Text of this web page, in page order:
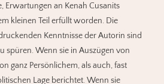
Erwartungen an Kenah Cusanits
kleinen Teil erfüllt worden. Die
Kenntnisse der Autorin sind
spüren. Wenn sie in Auszügen von
ganz Persönlichem, als auch, fast
Lage berichtet. Wenn sie